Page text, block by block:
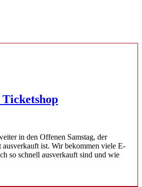
in den Offenen Samstag, der
ausverkauft ist. Wir bekommen viele E-
so schnell ausverkauft sind und wie